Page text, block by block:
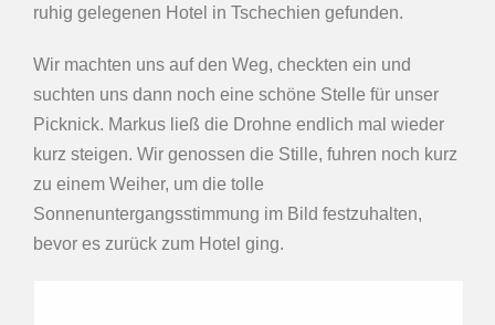
ruhig gelegenen Hotel in Tschechien gefunden.
Wir machten uns auf den Weg, checkten ein und
suchten uns dann noch eine schöne Stelle für unser
Picknick. Markus ließ die Drohne endlich mal wieder
kurz steigen. Wir genossen die Stille, fuhren noch kurz
zu einem Weiher, um die tolle
Sonnenuntergangsstimmung im Bild festzuhalten,
bevor es zurück zum Hotel ging.